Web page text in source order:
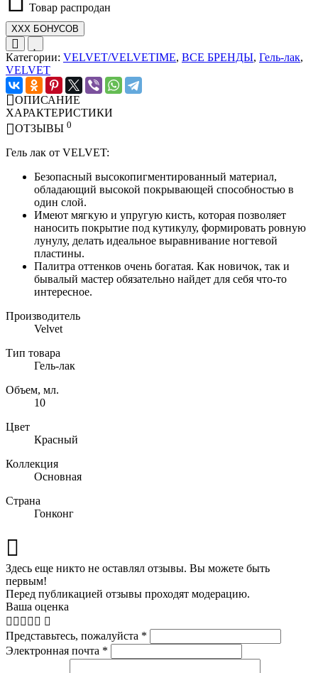
Товар распродан
XXX БОНУСОВ
Категории: VELVET/VELVETIME, ВСЕ БРЕНДЫ, Гель-лак,
VELVET
ОПИСАНИЕ
ХАРАКТЕРИСТИКИ
ОТЗЫВЫ 0
Гель лак от VELVET:
Безопасный высокопигментированный материал,
обладающий высокой покрывающей способностью в
один слой.
Имеют мягкую и упругую кисть, которая позволяет
наносить покрытие под кутикулу, формировать ровную
лунулу, делать идеальное выравнивание ногтевой
пластины.
Палитра оттенков очень богатая. Как новичок, так и
бывалый мастер обязательно найдет для себя что-то
интересное.
Производитель
Velvet
Тип товара
Гель-лак
Объем, мл.
10
Цвет
Красный
Коллекция
Основная
Страна
Гонконг
Здесь еще никто не оставлял отзывы. Вы можете быть
первым!
Перед публикацией отзывы проходят модерацию.
Ваша оценка
Представьтесь, пожалуйста *
Электронная почта *